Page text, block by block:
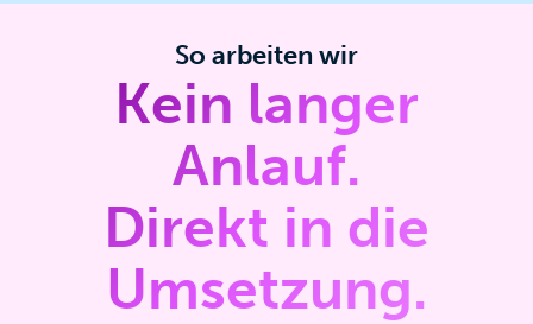
So arbeiten wir
Kein langer
Anlauf.
Direkt in die
Umsetzung.